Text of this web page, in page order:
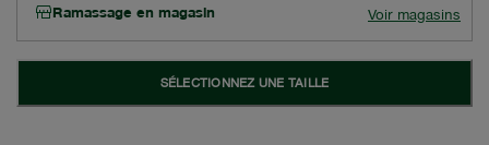
Ramassage en magasin Voir magasins
SÉLECTIONNEZ UNE TAILLE